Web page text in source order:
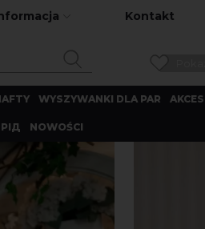
Kontakt
WYSZYWANKI DLA PAR
NOWOŚCI